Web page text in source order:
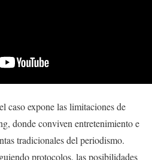
caso expone las limitaciones de
donde conviven entretenimiento e
tradicionales del periodismo.
protocolos, las posibilidades